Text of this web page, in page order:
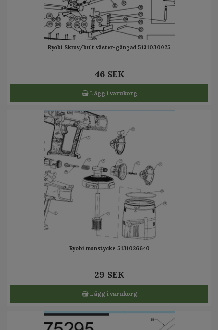
Ryobi Skruv/bult väster-gängad 5131030025
46 SEK
Lägg i varukorg
Ryobi munstycke 5131026640
29 SEK
Lägg i varukorg